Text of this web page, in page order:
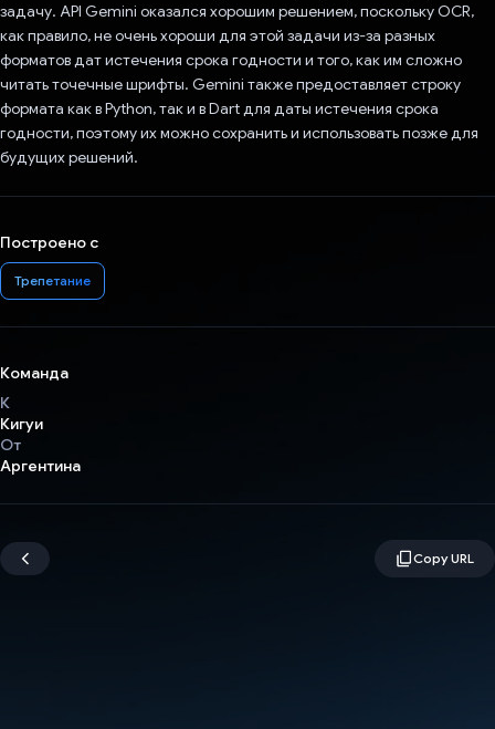
задачу. API Gemini оказался хорошим решением, поскольку OCR,
как правило, не очень хороши для этой задачи из-за разных
форматов дат истечения срока годности и того, как им сложно
читать точечные шрифты. Gemini также предоставляет строку
формата как в Python, так и в Dart для даты истечения срока
годности, поэтому их можно сохранить и использовать позже для
будущих решений.
Построено с
Трепетание
Команда
К
Кигуи
От
Аргентина